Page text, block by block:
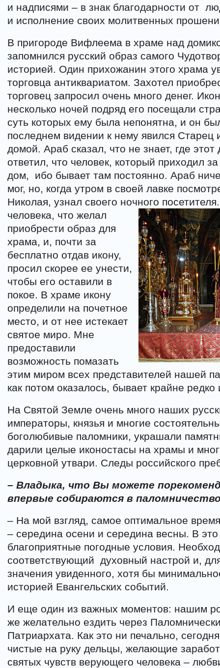
и надписями – в знак благодарности от
и исполнение своих молитвенных
В пригороде Вифлеема в храме над
запомнился русский образ самого
историей. Один прихожанин этого храма
торговца антиквариатом. Захотел
торговец запросил очень много денег.
несколько ночей подряд его посещали
суть которых ему была непонятна, и он
последнем видении к нему явился Старец
домой. Араб сказал, что не знает, где
ответил, что человек, который приходил
дом, ибо бывает там постоянно. Араб
мог, но, когда утром в своей лавке
Николая, узнал своего ночного
человека, что желал
приобрести образ для
храма, и, почти за
бесплатно отдав икону,
просил скорее ее унести,
чтобы его оставили в
покое. В храме икону
определили на почетное
место, и от нее истекает
святое миро. Мне
предоставили
возможность помазать
этим миром всех представителей нашей
как потом оказалось, бывает крайне
На Святой Земле очень много наших
императоры, князья и многие
боголюбивые паломники, украшали
дарили целые иконостасы на храмы и
церковной утвари. Следы российского
– Владыка, что Вы можете
впервые собираются в
– На мой взгляд, самое оптимальное
– середина осени и середина весны. В
благоприятные погодные условия.
соответствующий духовный настрой и,
значения увиденного, хотя бы
историей Евангельских событий.
И еще один из важных моментов: нашим
же желательно ездить через
Патриархата. Как это ни печально,
чистые на руку дельцы, желающие
святых чувств верующего человека –